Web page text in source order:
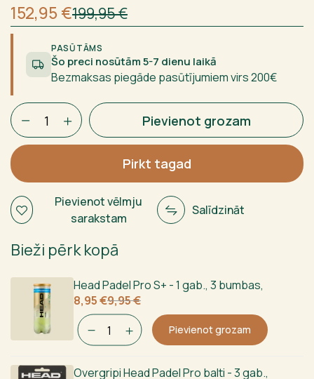
199,95€
Sākotnējā
cena
bija:199,95 €.
152,95 €
Current
price
is:152,95 €.PASŪTĀMS
Šo preci nosūtām 5-7 dienu laikā
Bezmaksas piegāde pasūtījumiem virs 200€
HEAD
EXTREME
TEAM
2025
daudzums
Pievienot grozam
Pirkt tagad
Pievienot vēlmju
sarakstam
Salīdzināt
Bieži pērk kopā
Head Padel Pro S+ - 1 gab., 3 bumbas,
9,95€
Sākotnējā
cena
bija:
9,95 €.
8,95€
Current
price
is:
8,95 €.
Pievienot grozam
Overgripi Head Padel Pro balti - 3 gab.,